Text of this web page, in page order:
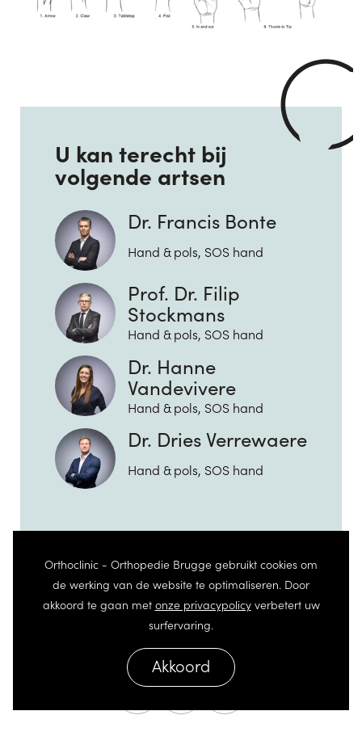
U kan terecht bij
volgende artsen
Dr. Francis Bonte
Hand & pols, SOS hand
Prof. Dr. Filip
Stockmans
Hand & pols, SOS hand
Dr. Hanne
Vandevivere
Hand & pols, SOS hand
Dr. Dries Verrewaere
Hand & pols, SOS hand
Orthoclinic - Orthopedie Brugge gebruikt cookies om
de werking van de website te optimaliseren. Door
akkoord te gaan met onze privacypolicyverbetert uw
surfervaring.
Akkoord